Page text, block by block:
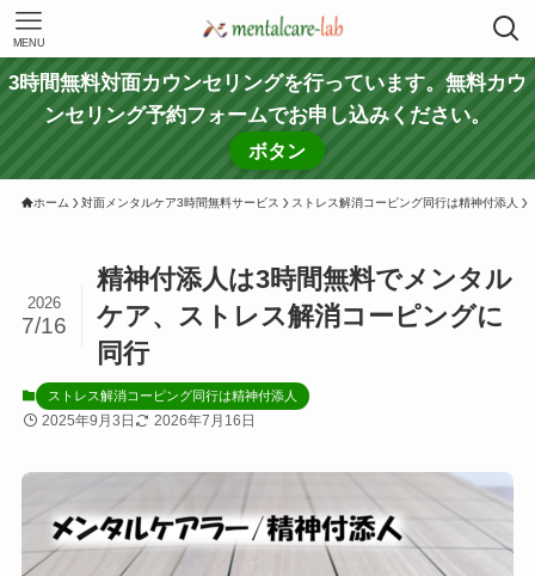
MENU
3時間無料対面カウンセリングを行っています。無料カウ
ンセリング予約フォームでお申し込みください。
ボタン
ホーム 対面メンタルケア3時間無料サービス ストレス解消コーピング同行は精神付添人
精神付添人は3時間無料でメンタル
ケア、ストレス解消コーピングに
同行
2026
7/16
ストレス解消コーピング同行は精神付添人
2025年9月3日 2026年7月16日